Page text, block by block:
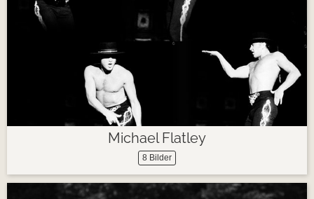
Michael Flatley
8 Bilder